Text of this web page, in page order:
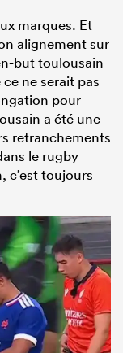
marques. Et
alignement sur
but toulousain
ne serait pas
pour
a été une
retranchements
le rugby
c’est toujours